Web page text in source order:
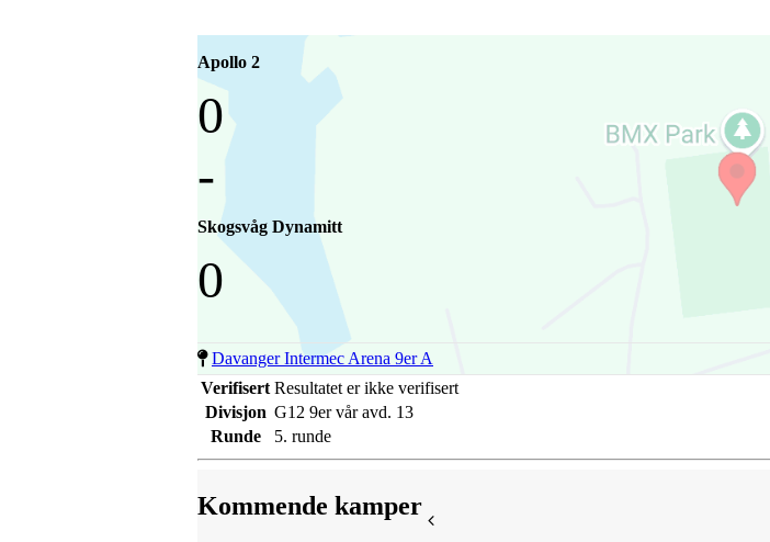
Apollo 2
0
-
Skogsvåg Dynamitt
0
Davanger Intermec Arena 9er A
Verifisert Resultatet er ikke verifisert
Divisjon G12 9er vår avd. 13
Runde
5. runde
Kommende kamper